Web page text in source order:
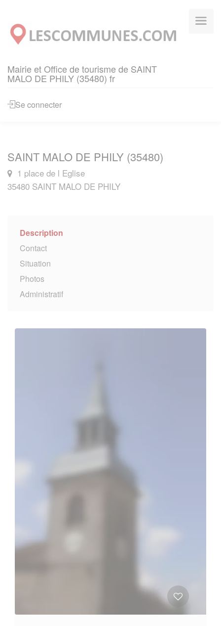
Mairie et Office de tourisme de SAINT
MALO DE PHILY (35480) fr
Se connecter
SAINT MALO DE PHILY (35480)
1 place de l Eglise
35480 SAINT MALO DE PHILY
Description
Contact
Situation
Photos
Administratif